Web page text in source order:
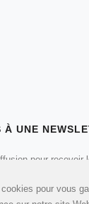
À UNE
pour recevoir
pour vous